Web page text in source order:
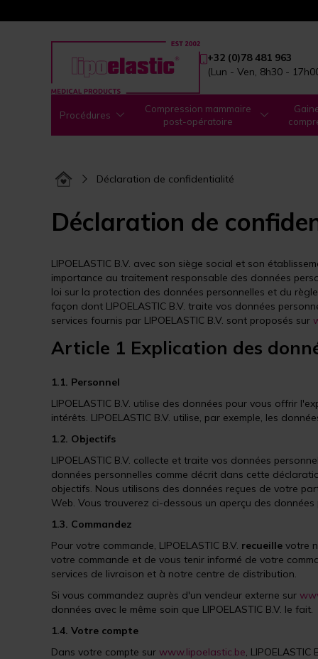
+32 (0)78 481 963
(Lun - Ven, 8h30 -
Procédures
Compression mammaire
post-opératoire
Déclaration de confidentialité
Déclaration de
LIPOELASTIC B.V. avec son siège social et son
importance au traitement responsable des données
loi sur la protection des données personnelles et du
façon dont LIPOELASTIC B.V. traite vos données
services fournis par LIPOELASTIC B.V. sont proposés sur
Article 1 Explication des
1.1. Personnel
LIPOELASTIC B.V. utilise des données pour vous offrir
intérêts. LIPOELASTIC B.V. utilise, par exemple, les
1.2. Objectifs
LIPOELASTIC B.V. collecte et traite vos données
données personnelles comme décrit dans cette
objectifs. Nous utilisons des données reçues de votre
Web. Vous trouverez ci-dessous un aperçu des données
1.3. Commandez
Pour votre commande, LIPOELASTIC B.V. recueille votre
votre commande et de vous tenir informé de votre
services de livraison et à notre centre de distribution.
Si vous commandez auprès d'un vendeur externe sur
données avec le même soin que LIPOELASTIC B.V. le fait.
1.4. Votre compte
Dans votre compte sur www.lipoelastic.be, LIPOELASTIC